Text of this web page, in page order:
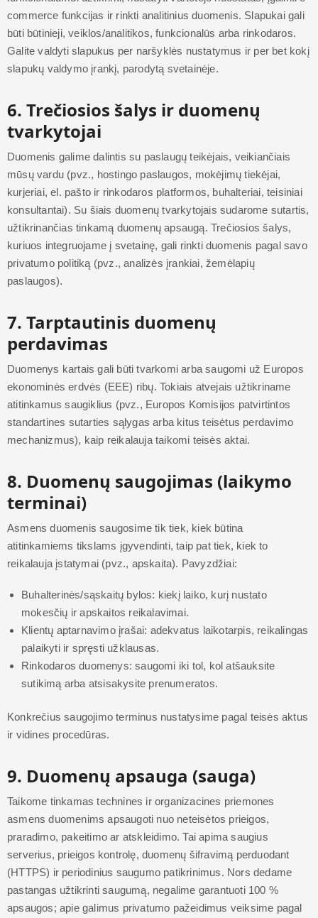
commerce funkcijas ir rinkti analitinius duomenis. Slapukai gali
būti būtinieji, veiklos/analitikos, funkcionalūs arba rinkodaros.
Galite valdyti slapukus per naršyklės nustatymus ir per bet kokį
slapukų valdymo įrankį, parodytą svetainėje.
6. Trečiosios šalys ir duomenų
tvarkytojai
Duomenis galime dalintis su paslaugų teikėjais, veikiančiais
mūsų vardu (pvz., hostingo paslaugos, mokėjimų tiekėjai,
kurjeriai, el. pašto ir rinkodaros platformos, buhalteriai, teisiniai
konsultantai). Su šiais duomenų tvarkytojais sudarome sutartis,
užtikrinančias tinkamą duomenų apsaugą. Trečiosios šalys,
kuriuos integruojame į svetainę, gali rinkti duomenis pagal savo
privatumo politiką (pvz., analizės įrankiai, žemėlapių
paslaugos).
7. Tarptautinis duomenų
perdavimas
Duomenys kartais gali būti tvarkomi arba saugomi už Europos
ekonominės erdvės (EEE) ribų. Tokiais atvejais užtikriname
atitinkamus saugiklius (pvz., Europos Komisijos patvirtintos
standartines sutarties sąlygas arba kitus teisėtus perdavimo
mechanizmus), kaip reikalauja taikomi teisės aktai.
8. Duomenų saugojimas (laikymo
terminai)
Asmens duomenis saugosime tik tiek, kiek būtina
atitinkamiems tikslams įgyvendinti, taip pat tiek, kiek to
reikalauja įstatymai (pvz., apskaita). Pavyzdžiai:
Buhalterinės/sąskaitų bylos: kiekį laiko, kurį nustato
mokesčių ir apskaitos reikalavimai.
Klientų aptarnavimo įrašai: adekvatus laikotarpis, reikalingas
palaikyti ir spręsti užklausas.
Rinkodaros duomenys: saugomi iki tol, kol atšauksite
sutikimą arba atsisakysite prenumeratos.
Konkrečius saugojimo terminus nustatysime pagal teisės aktus
ir vidines procedūras.
9. Duomenų apsauga (sauga)
Taikome tinkamas technines ir organizacines priemones
asmens duomenims apsaugoti nuo neteisėtos prieigos,
praradimo, pakeitimo ar atskleidimo. Tai apima saugius
serverius, prieigos kontrolę, duomenų šifravimą perduodant
(HTTPS) ir periodinius saugumo patikrinimus. Nors dedame
pastangas užtikrinti saugumą, negalime garantuoti 100 %
apsaugos; apie galimus privatumo pažeidimus veiksime pagal